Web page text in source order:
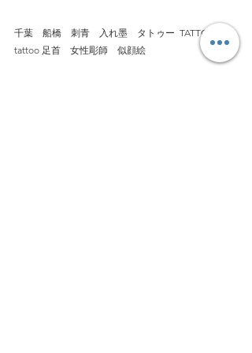
千葉　船橋　刺青　入れ墨　タトゥー  TATTOO
tattoo 足首　女性彫師　似顔絵